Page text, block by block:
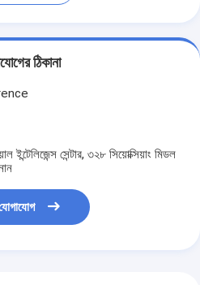
ঠিকানা
ইন্টেলিজেন্স সেন্টার, ৩২৮ সিয়োক্সিয়াং মিডল